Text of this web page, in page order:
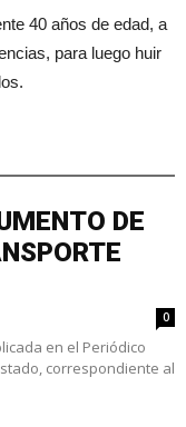
40 años de edad, a
para luego huir
DE
0
en el Periódico
correspondiente al